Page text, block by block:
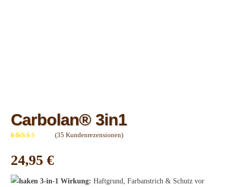
Carbolan® 3in1
von 5,
basierend
Kundenbewertungen
(35 Kundenrezensionen)
24,95€
3-in-1 Wirkung: Haftgrund, Farbanstrich & Schutz vor